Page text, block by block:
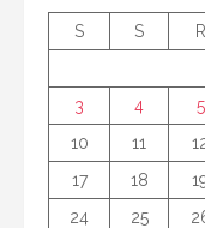
S
S R
3
4 5
10
11
17
18
24
25